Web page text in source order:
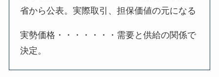
省から公表。実際取引、担保価値の元になる
実勢価格・・・・・・・需要と供給の関係で
決定。